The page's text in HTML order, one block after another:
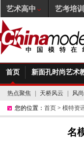
首页 新面孔时尚艺术
热点聚焦 天桥风云 风
您的位置： 首页 > 模特资
名
艺术高中 艺考培训